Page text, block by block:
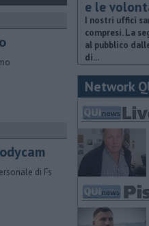
di Fs
e le
I nostri uffici
compresi. La
al pubblico
di...
Network